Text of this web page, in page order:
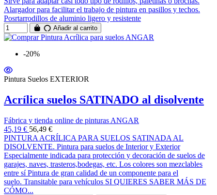
Alargador para facilitar el trabajo de pintura en pasillos y techos.
Posrtarrodillos de aluminio ligero y resistente
Añadir al carrito
-20%
Pintura Suelos EXTERIOR
Acrílica suelos SATINADO al disolvente
Fábrica y tienda online de pinturas ANGAR
45,19 € 56,49 €
PINTURA ACRÍLICA PARA SUELOS SATINADA AL
DISOLVENTE. Pintura para suelos de Interior y Exterior
Especialmente indicada para protección y decoración de suelos de
garajes, naves, trasteros,bodegas, etc. Los colores son mezclables
entre sí Pintura de gran calidad de un componente para el
suelo. Transitable para vehículos SI QUIERES SABER MÁS DE
CÓMO...